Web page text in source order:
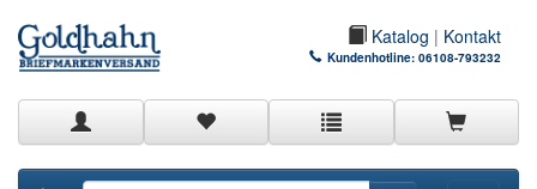
Katalog | Kontakt
Kundenhotline: 06108-793232